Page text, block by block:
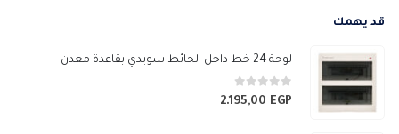
قد يهمك
لوحة 24 خط داخل الحائط سويدي بقاعدة معدن
0من 52.195,00 EGP